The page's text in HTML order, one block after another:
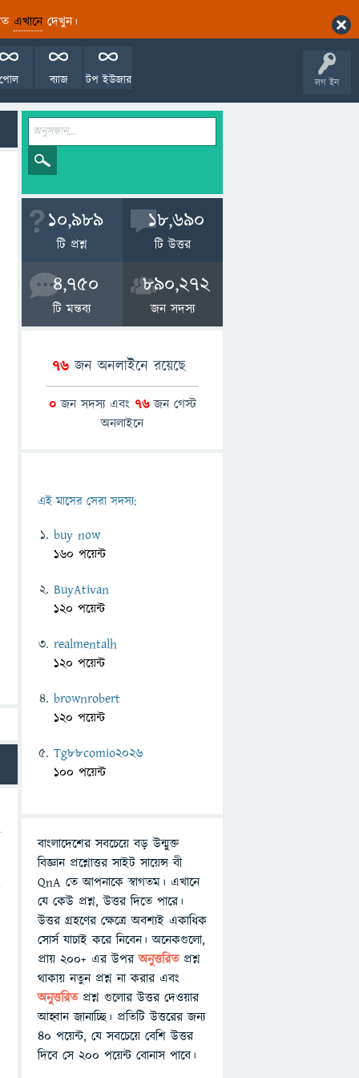
এখানেদেখুন।
লগ ইন
টপ ইউজার
ব্যাজ
পোল
10,989
টি প্রশ্ন
18,690
টি উত্তর
4,750
টি মন্তব্য
890,272
জন সদস্য
76 জন অনলাইনে রয়েছে
0জন সদস্য এবং 76জন গেস্ট
অনলাইনে
এই মাসের সেরা সদস্য:
buy now
160 পয়েন্ট
BuyAtivan
120 পয়েন্ট
realmentalh
120 পয়েন্ট
brownrobert
120 পয়েন্ট
Tg88comio2026
100 পয়েন্ট
বাংলাদেশের সবচেয়ে বড় উন্মুক্ত
বিজ্ঞান প্রশ্নোত্তর সাইট সায়েন্স বী
QnA তে আপনাকে স্বাগতম। এখানে
যে কেউ প্রশ্ন, উত্তর দিতে পারে।
উত্তর গ্রহণের ক্ষেত্রে অবশ্যই একাধিক
সোর্স যাচাই করে নিবেন। অনেকগুলো,
প্রায় ২০০+ এর উপরঅনুত্তরিতপ্রশ্ন
থাকায় নতুন প্রশ্ন না করার এবং
অনুত্তরিত প্রশ্ন গুলোর উত্তর দেওয়ার
আহ্বান জানাচ্ছি। প্রতিটি উত্তরের জন্য
৪০ পয়েন্ট, যে সবচেয়ে বেশি উত্তর
দিবে সে ২০০ পয়েন্ট বোনাস পাবে।